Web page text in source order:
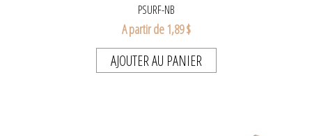
PSURF-NB
A partir de 1,89 $
AJOUTER AU PANIER